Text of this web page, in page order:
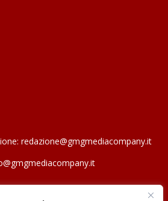
redazione@gmgmediacompany.it